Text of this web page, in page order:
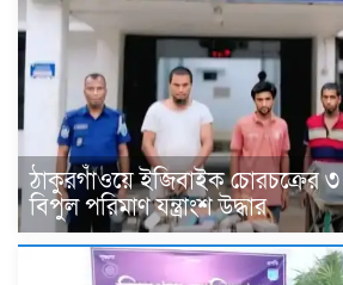
ঠাকুরগাঁওয়ে ইজিবাইক চোরচক্রের ৩
বিপুল পরিমাণ যন্ত্রাংশ উদ্ধার ‎